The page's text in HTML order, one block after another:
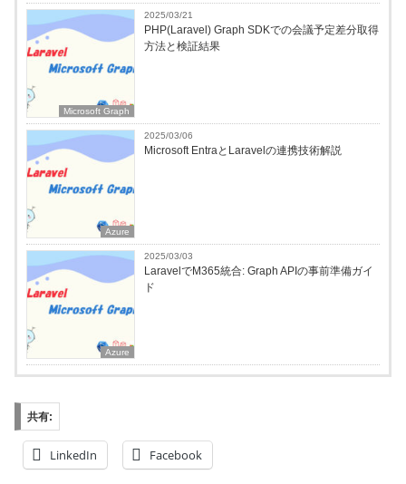
Microsoft Graph
2025/03/21
PHP(Laravel) Graph SDKでの会議予定差分取得
方法と検証結果
Azure
2025/03/06
Microsoft EntraとLaravelの連携技術解説
Azure
2025/03/03
LaravelでM365統合: Graph APIの事前準備ガイ
ド
共有:
LinkedIn Facebook